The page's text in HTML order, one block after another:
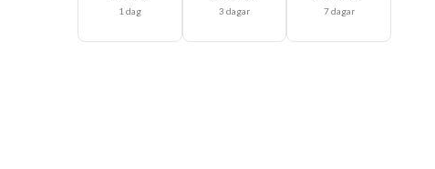
1 dag 3 dagar 7 dagar